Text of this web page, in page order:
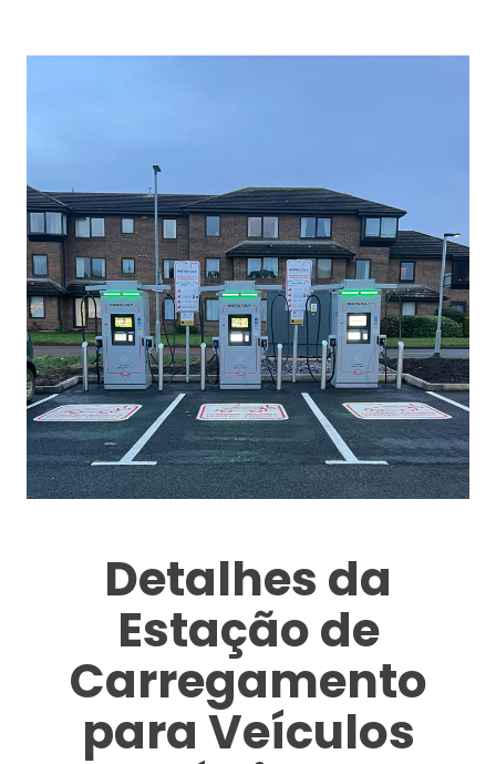
Detalhes da
Estação de
Carregamento
para Veículos